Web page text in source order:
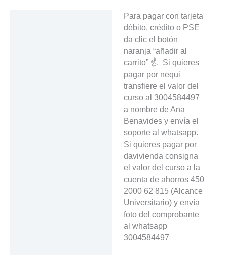
Para pagar con tarjeta
débito, crédito o PSE
da clic el botón
naranja “añadir al
carrito” ☝️. Si quieres
pagar por nequi
transfiere el valor del
curso al 3004584497
a nombre de Ana
Benavides y envía el
soporte al whatsapp.
Si quieres pagar por
davivienda consigna
el valor del curso a la
cuenta de ahorros 450
2000 62 815 (Alcance
Universitario) y envía
foto del comprobante
al whatsapp
3004584497